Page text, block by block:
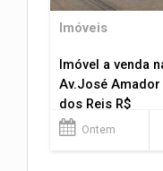
Imóveis
Imóvel a venda
Av.José Amador
dos Reis R$
1.400.000
Ontem